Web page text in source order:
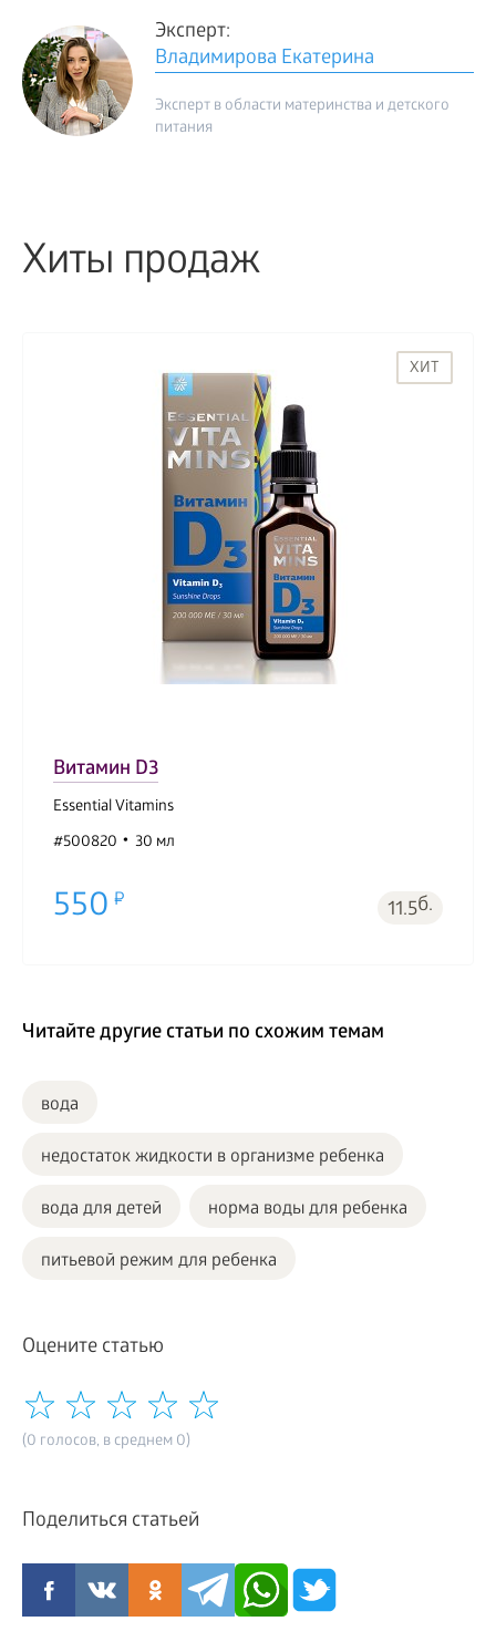
Эксперт:
Владимирова Екатерина
Эксперт в области материнства и детского
питания
Хиты продаж
ХИТ
Витамин D3
Essential Vitamins
#500820
30 мл
550 11.5б.
Читайте другие статьи по схожим темам
вода
недостаток жидкости в организме ребенка
вода для детей норма воды для ребенка
питьевой режим для ребенка
Оцените статью
(0 голосов, в среднем 0)
Поделиться статьей